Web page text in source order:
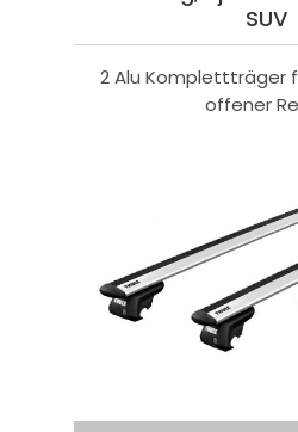
SUV
2 Alu Komplettträger
offener